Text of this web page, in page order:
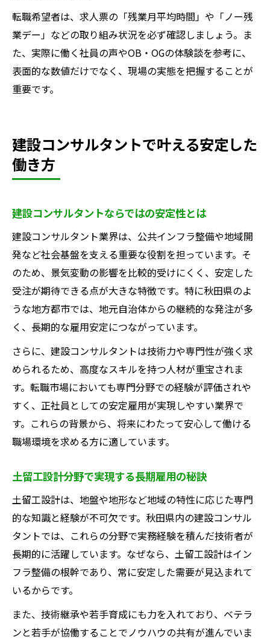
転職希望者は、求人票の「残業月平均時間」や「ノー残
業デー」などの取り組み状況を必ず確認しましょう。ま
た、実際に働く社員の声やOB・OGの体験談を参考に、
表面的な数値だけでなく、現場の実態を把握することが
重要です。
建設コンサルタントで叶える安定した
働き方
建設コンサルタントならではの安定性とは
建設コンサルタント業界は、公共インフラ整備や地域開
発など社会基盤を支える重要な役割を担っています。そ
のため、景気変動の影響を比較的受けにくく、安定した
受注が期待できる点が大きな特徴です。特に秋田県のよ
うな地方都市では、地元自治体からの継続的な発注が多
く、長期的な雇用安定につながっています。
さらに、建設コンサルタントは技術力や専門性が強く求
められるため、高度なスキルを持つ人材が重宝されま
す。転職市場においても専門分野での経験が評価されや
すく、正社員としての安定雇用が実現しやすい業界で
す。これらの背景から、将来にわたって安心して働ける
職場環境を求める方に適しています。
土留工設計分野で実現する長期雇用の秘訣
土留工設計は、地盤や地形など地域の特性に応じた専門
的な知識と経験が不可欠です。秋田県内の建設コンサル
タントでは、これらの分野で実務経験を積んだ技術者が
長期的に活躍しています。なぜなら、土留工設計はイン
フラ整備の根幹であり、常に安定した需要が見込まれて
いるからです。
また、技術継承や若手育成にも力を入れており、ベテラ
ンと若手が協働することでノウハウの共有が進んでいま